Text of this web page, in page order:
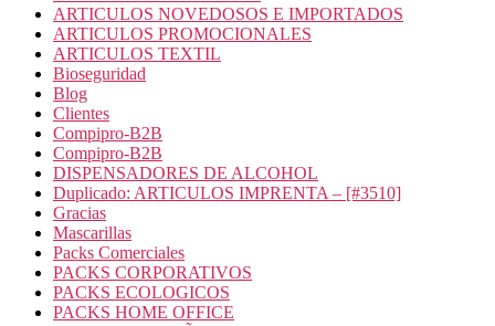
ARTICULOS NOVEDOSOS E IMPORTADOS
ARTICULOS PROMOCIONALES
ARTICULOS TEXTIL
Bioseguridad
Blog
Clientes
Compipro-B2B
Compipro-B2B
DISPENSADORES DE ALCOHOL
Duplicado: ARTICULOS IMPRENTA – [#3510]
Gracias
Mascarillas
Packs Comerciales
PACKS CORPORATIVOS
PACKS ECOLOGICOS
PACKS HOME OFFICE